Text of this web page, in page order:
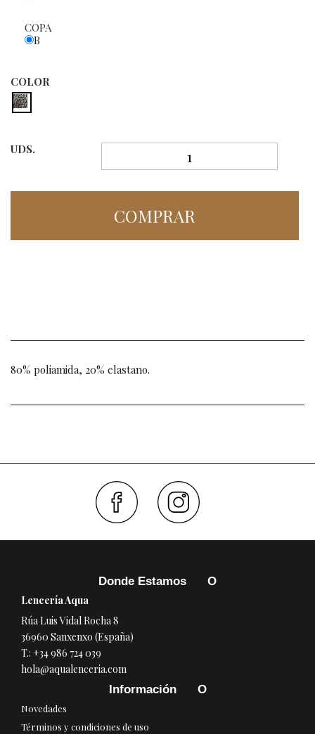
COPA
B
COLOR
UDS.
COMPRAR
80% poliamida, 20% elastano.
Donde Estamos
Lencería Aqua
Rúa Luis Vidal Rocha 8
36960 Sanxenxo (España)
T.: +34 986 724 039
hola@aqualenceria.com
Información
Novedades
Términos y condiciones de uso